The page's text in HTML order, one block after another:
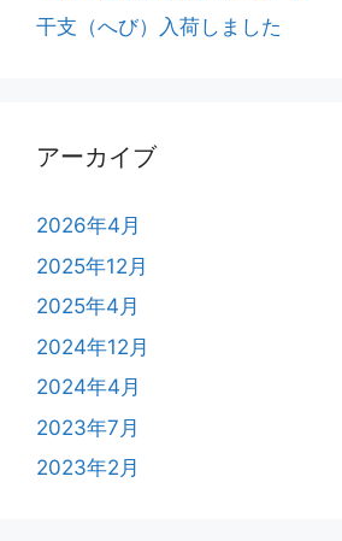
干支（へび）入荷しました
アーカイブ
2026年4月
2025年12月
2025年4月
2024年12月
2024年4月
2023年7月
2023年2月